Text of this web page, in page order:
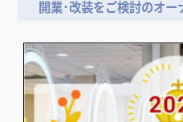
開業･改装をご検討のオ